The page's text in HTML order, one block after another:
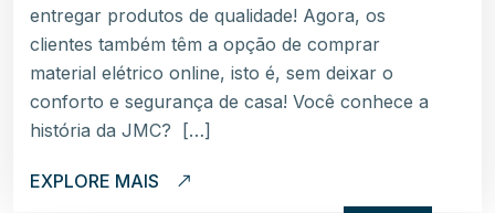
entregar produtos de qualidade! Agora, os
clientes também têm a opção de comprar
material elétrico online, isto é, sem deixar o
conforto e segurança de casa! Você conhece a
história da JMC? […]
EXPLORE MAIS